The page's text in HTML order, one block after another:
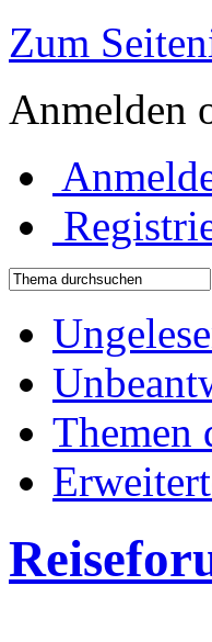
Zum
Anmelden
Themen